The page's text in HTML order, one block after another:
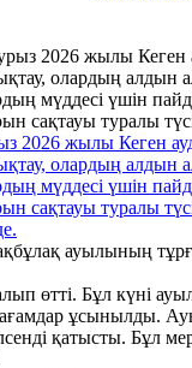
2026 жылы Кеген
олардың
мүддесі үшін
сақтауы туралы